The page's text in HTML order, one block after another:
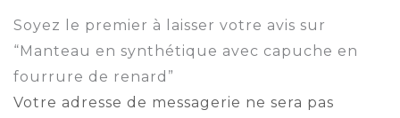
Soyez le premier à laisser votre avis sur
“Manteau en synthétique avec capuche en
fourrure de renard”
Votre adresse de messagerie ne sera pas